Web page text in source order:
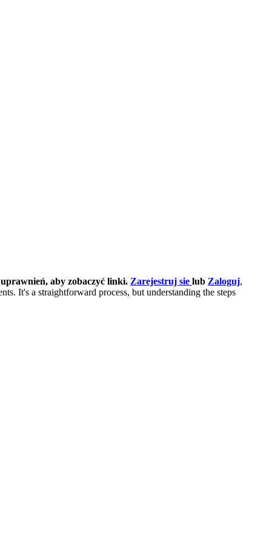
aby zobaczyć linki. Zarejestruj sie lub Zaloguj,
It's a straightforward process, but understanding the steps